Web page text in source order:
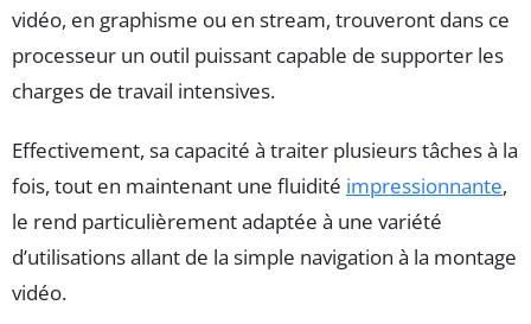
vidéo, en graphisme ou en stream, trouveront dans ce
processeur un outil puissant capable de supporter les
charges de travail intensives.
Effectivement, sa capacité à traiter plusieurs tâches à la
fois, tout en maintenant une fluidité impressionnante,
le rend particulièrement adaptée à une variété
d’utilisations allant de la simple navigation à la montage
vidéo.